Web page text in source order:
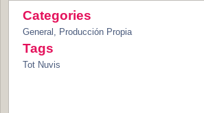
Categories
General , Producción Propia
Tags
Tot Nuvis